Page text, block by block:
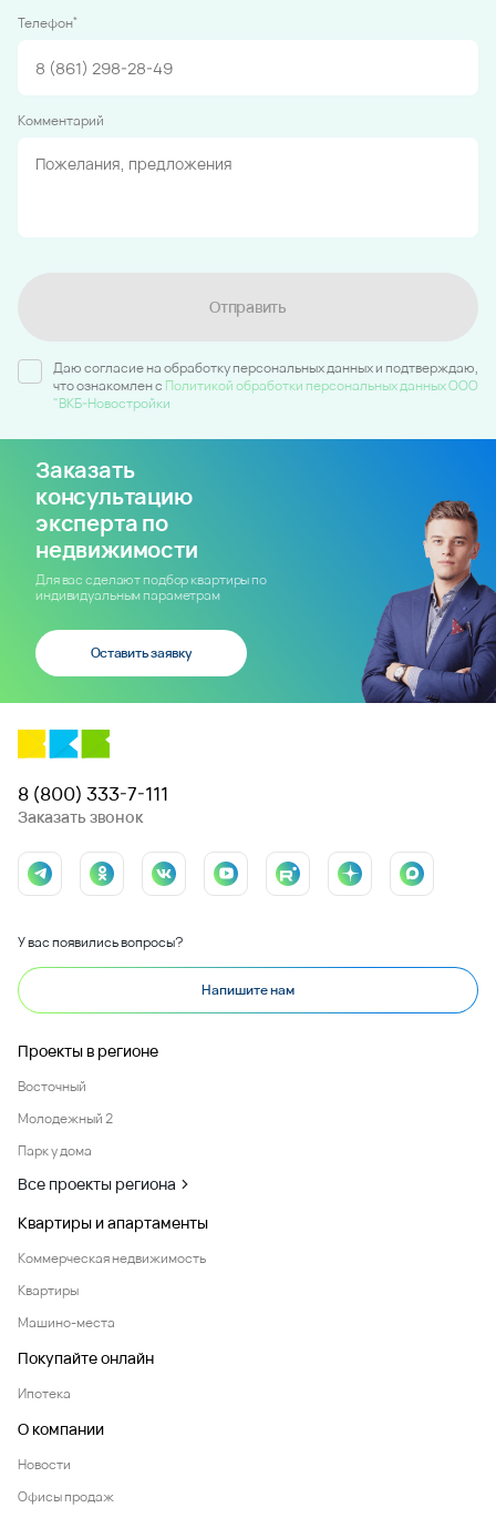
Телефон*
Комментарий
Отправить
Даю согласие на обработку персональных данных и подтверждаю,
что ознакомлен c Политикой обработки персональных данных ООО
"ВКБ-Новостройки
Заказать
консультацию
эксперта по
недвижимости
Для вас сделают подбор квартиры по
индивидуальным параметрам
Оставить заявку
8 (800) 333-7-111
Заказать звонок
У вас появились вопросы?
Напишите нам
Проекты в регионе
Восточный
Молодежный 2
Парк у дома
Все проекты региона
Квартиры и апартаменты
Коммерческая недвижимость
Квартиры
Машино-места
Покупайте онлайн
Ипотека
О компании
Новости
Офисы продаж